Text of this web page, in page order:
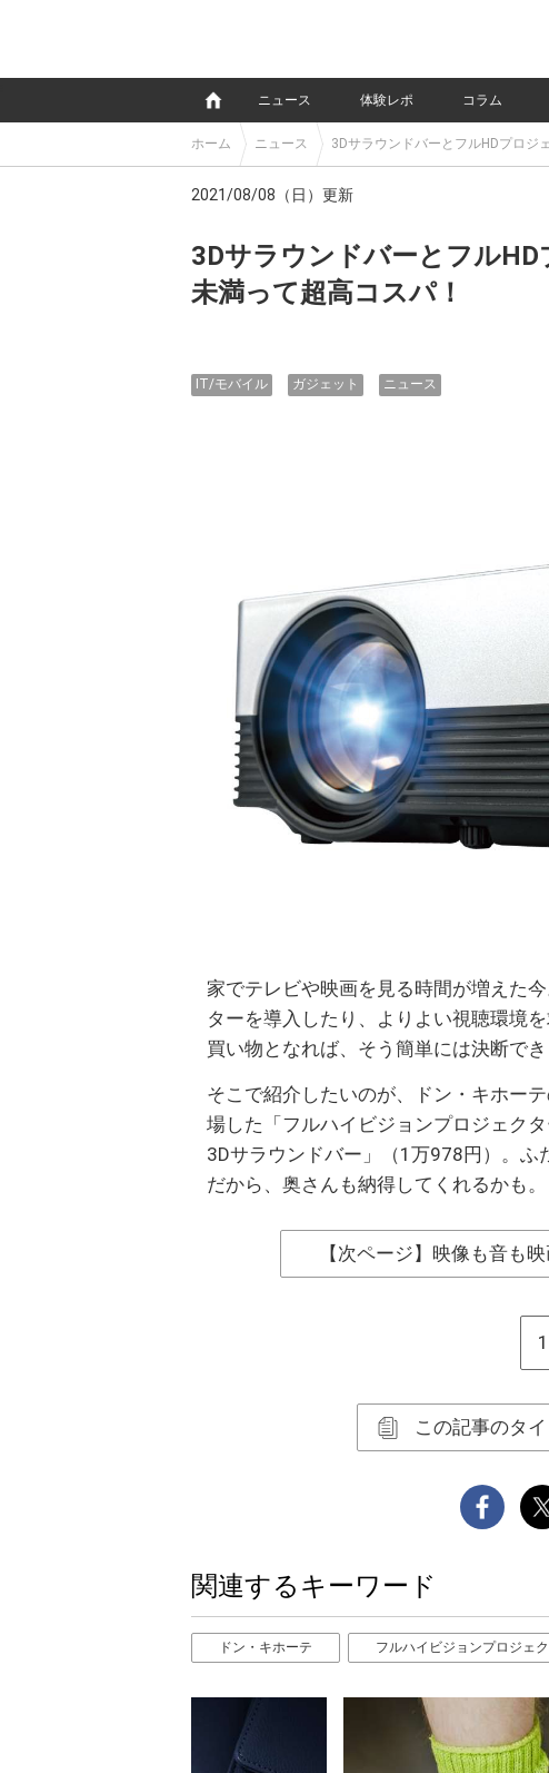
ニュース 体験レポ コラム
ホーム ニュース 3DサラウンドバーとフルHDプロジ
2021/08/08（日）更新
3Dサラウンドバーとフル
未満って超高コスパ！
IT/モバイル ガジェット ニュース
家でテレビや映画を見る時間が増えた
ターを導入したり、よりよい視聴環境
買い物となれば、そう簡単には決断でき
そこで紹介したいのが、ドン・キホー
場した「フルハイビジョンプロジェク
3Dサラウンドバー」（1万978円）。
だから、奥さんも納得してくれるかも。
【次ページ】映像も音も
1
この記事のタ
関連するキーワード
ドン・キホーテ フルハイビジョンプロジェ